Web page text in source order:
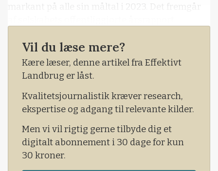
markant på alle sin måltal i 2023. Det fremgår
Vil du læse mere?
Kære læser, denne artikel fra Effektivt
Landbrug er låst.
Kvalitetsjournalistik kræver research,
ekspertise og adgang til relevante kilder.
Men vi vil rigtig gerne tilbyde dig et
digitalt abonnement i 30 dage for kun
30 kroner.